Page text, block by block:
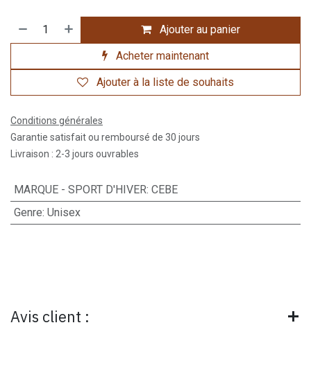
Ajouter au panier
Acheter maintenant
Ajouter à la liste de souhaits
Conditions générales
Garantie satisfait ou remboursé de 30 jours
Livraison : 2-3 jours ouvrables
MARQUE - SPORT D'HIVER: CEBE
Genre: Unisex
Avis client :